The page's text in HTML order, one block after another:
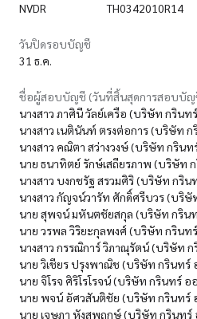
NVDR
TH0342010R14
วันปิดรอบบัญชี
31 ธ.ค.
ชื่อผู้สอบบัญชี (วันที่สิ้นสุดการสอบบัญ
นางสาว ภาศินี วัลย์เครือ (บริษัท กรินท
นางสาว เนตินันท์ ตรงต่อการ (บริษัท
นางสาว คณิตา สว่างวงษ์ (บริษัท กริน
นาย ธนาทิตย์ รักษ์เสถียรภาพ (บริษัท
นางสาว บงกชรัฐ สรวมศิริ (บริษัท กริ
นางสาว กัญจน์วารัท ศักดิ์ศรีบวร (บริ
นาย สุพจน์ มหันตชัยสกุล (บริษัท กริน
นาย วรพล วิริยะกุลพงศ์ (บริษัท กรินท
นางสาว กรรณิการ์ วิภาณุรัตน์ (บริษัท
นาย วิเชียร ปรุงพาณิช (บริษัท กรินทร์
นาย จิโรจ ศิริโรโรจน์ (บริษัท กรินทร์ อ
นาย พจน์ อัศวสันติชัย (บริษัท กรินทร์
นาย เจษฎา หังสพฤกษ์ (บริษัท กรินทร์